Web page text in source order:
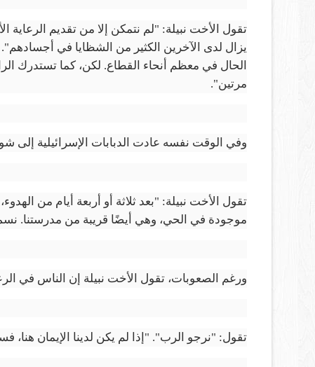
تقول الأخت نبيلة: "لم نتمكن إلا من تقديم الرعاية
يزال لدى الآخرين الكثير من الشظايا في أجسادهم".
الحال في معظم أنحاء القطاع. لكن، كما تستدرك
مرتين".
وفي الوقت نفسه عادت الدبابات الإسرائيلية إلى
تقول الأخت نبيلة: "بعد ثلاثة أو أربعة أيام من
موجودة في الحي، وهي أيضًا قريبة من مدرستنا.
ورغم الصعوبات، تقول الأخت نبيلة إن الناس في
تقول: "نرجو الرب". "إذا لم يكن لدينا الإيمان هنا،